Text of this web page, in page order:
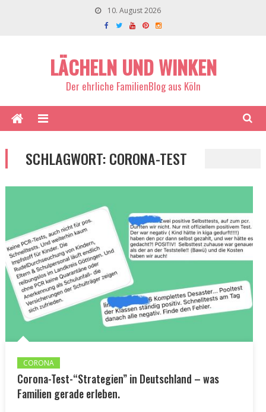
10. August 2026
LÄCHELN UND WINKEN
Der ehrliche FamilienBlog aus Köln
SCHLAGWORT:CORONA-TEST
CORONA
Corona-Test-“Strategien” in Deutschland – was
Familien gerade erleben.